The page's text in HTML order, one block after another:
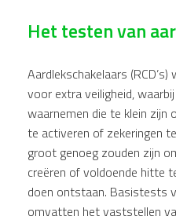
Het testen van
Aardlekschakelaars
voor extra veiligheid,
waarnemen die te klein zijn
te activeren of zekeringen
groot genoeg zouden zijn
creëren of voldoende hitte
doen ontstaan. Basistests
omvatten het vaststellen